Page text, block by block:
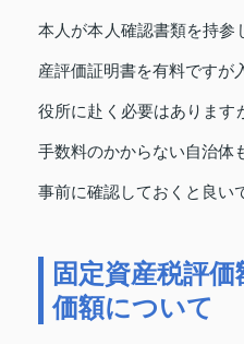
本人が本人確認書類を持参
産評価証明書を有料ですが
役所に赴く必要はあります
手数料のかからない自治体
事前に確認しておくと良い
固定資産税評
価額について